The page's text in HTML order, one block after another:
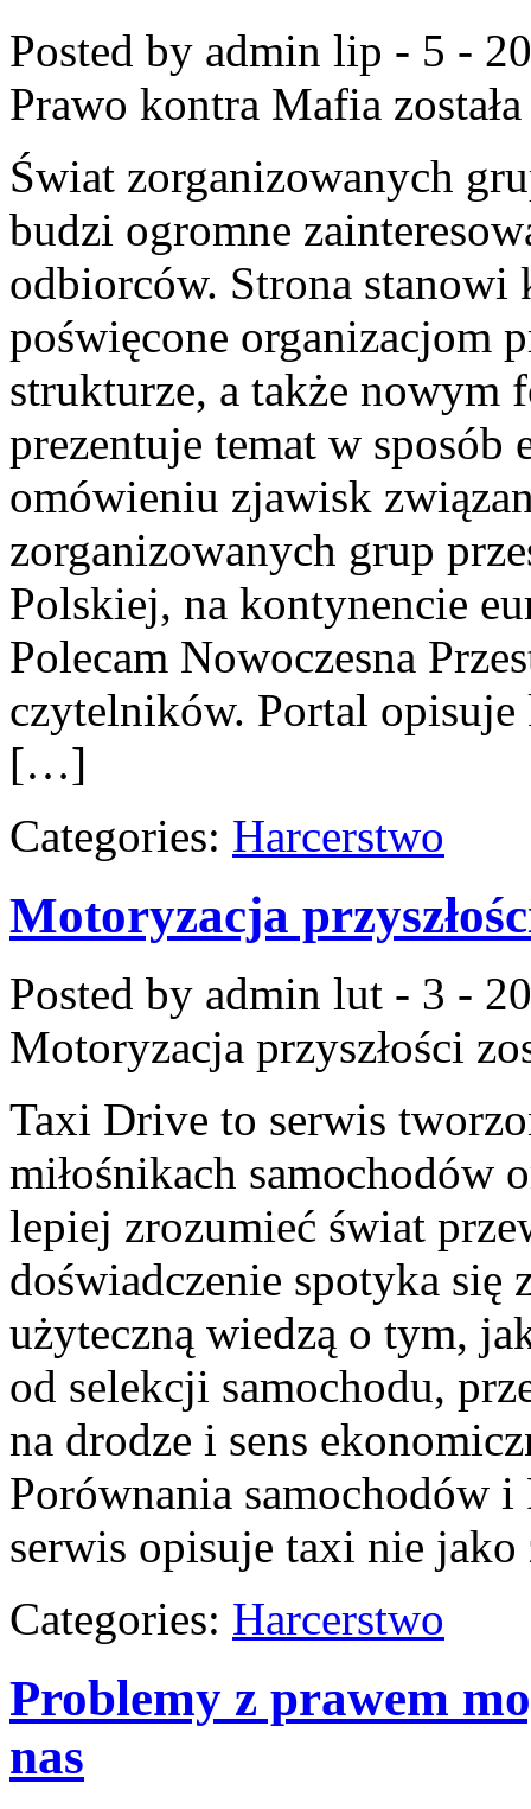
Posted by admin lip - 5 -
Prawo kontra Mafia
Świat zorganizowanych
budzi ogromne
odbiorców. Strona stanowi
poświęcone organizacjom
strukturze, a także nowym
prezentuje temat w sposób
omówieniu zjawisk
zorganizowanych grup
Polskiej, na kontynencie
Polecam Nowoczesna
czytelników. Portal opisuje
[…]
Categories: Harcerstwo
Motoryzacja
Posted by admin lut - 3 -
Motoryzacja przyszłości
Taxi Drive to serwis
miłośnikach samochodów
lepiej zrozumieć świat
doświadczenie spotyka się
użyteczną wiedzą o tym,
od selekcji samochodu,
na drodze i sens
Porównania samochodów
serwis opisuje taxi nie
Categories: Harcerstwo
Problemy z prawem
nas